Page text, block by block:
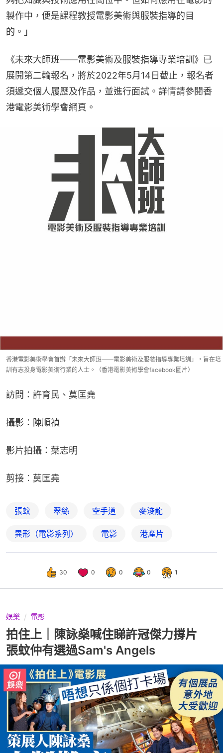
製作中，便是課程教授電影美術與服裝指導的目
的。」
《未來大師班——電影美術及服裝指導專業培訓》已
展開第二輪報名，將於2022年5月14日截止，報名者
須遞交個人履歷及作品，並進行面試。詳情請參閱香
港電影美術學會網頁。
香港電影美術學會首辦「未來大師班——電影美術及服裝指導專業培訓」，旨在培
訓有志投身電影美術行業的人士。（香港電影美術學會facebook圖片）
訪問：許育民、莫匡堯
攝影：陳順禎
影片拍攝：葉志明
剪接︰莫匡堯
張蚊 翠絲 空手道 麥浚龍
異形（電影系列） 電影 港產片
30 0 0 0 1
娛樂 電影
拍住上｜陳詠燊喊住睇許冠傑力撐片
張蚊仲有選過Sam's Angels